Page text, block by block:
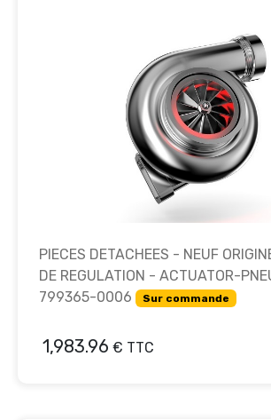
PIECES DETACHEES - NEUF
DE REGULATION - ACTUATOR-
799365-0006
Sur commande
1,983.96 € TTC